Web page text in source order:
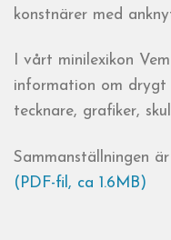
konstnärer med
I vårt minilexikon
information om drygt
tecknare, grafiker,
Sammanställningen
(PDF-fil, ca 1.6MB)